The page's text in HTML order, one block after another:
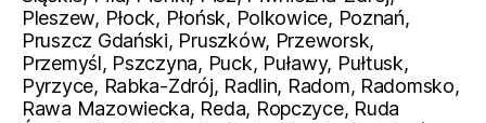
Pleszew, Płock, Płońsk, Polkowice, Poznań,
Pruszcz Gdański, Pruszków, Przeworsk,
Przemyśl, Pszczyna, Puck, Puławy, Pułtusk,
Pyrzyce, Rabka-Zdrój, Radlin, Radom, Radomsko,
Rawa Mazowiecka, Reda, Ropczyce, Ruda